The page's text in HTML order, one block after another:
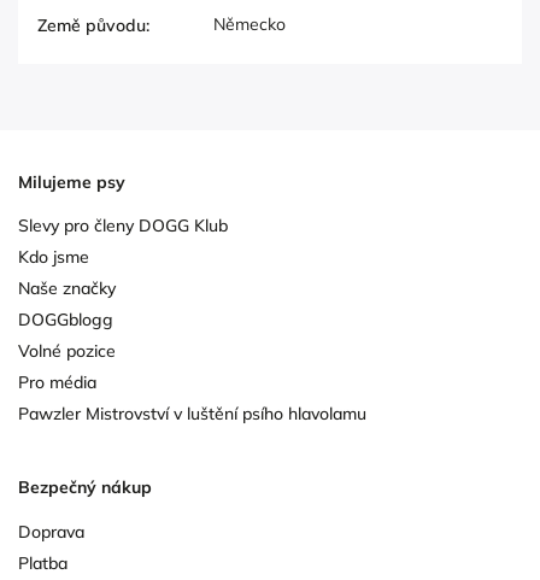
Země původu: Německo
Milujeme psy
Slevy pro členy DOGG Klub
Kdo jsme
Naše značky
DOGGblogg
Volné pozice
Pro média
Pawzler Mistrovství v luštění psího hlavolamu
Bezpečný nákup
Doprava
Platba